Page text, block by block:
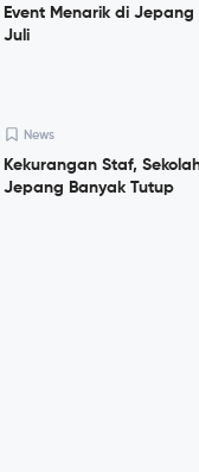
Event Menarik di
Juli
News
Kekurangan Staf,
Jepang Banyak Tutup